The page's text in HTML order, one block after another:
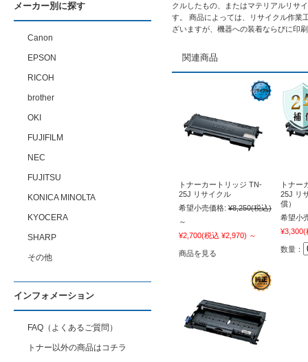
クルしたもの、またはマテリアルリサ
す。 商品によっては、リサイクル作業
ざいますが、機器への装着ならびに印
関連商品
トナーカートリッジ TN-
25J リサイクル
希望小売価格: ¥8,250(税込)
～
¥2,700(税込 ¥2,970) ～
商品を見る
トナー
25J リ
償）
希望小
¥3,300(
数量：
メーカー別に探す
Canon
EPSON
RICOH
brother
OKI
FUJIFILM
NEC
FUJITSU
KONICA MINOLTA
KYOCERA
SHARP
その他
インフォメーション
FAQ（よくあるご質問）
トナー以外の商品はコチラ